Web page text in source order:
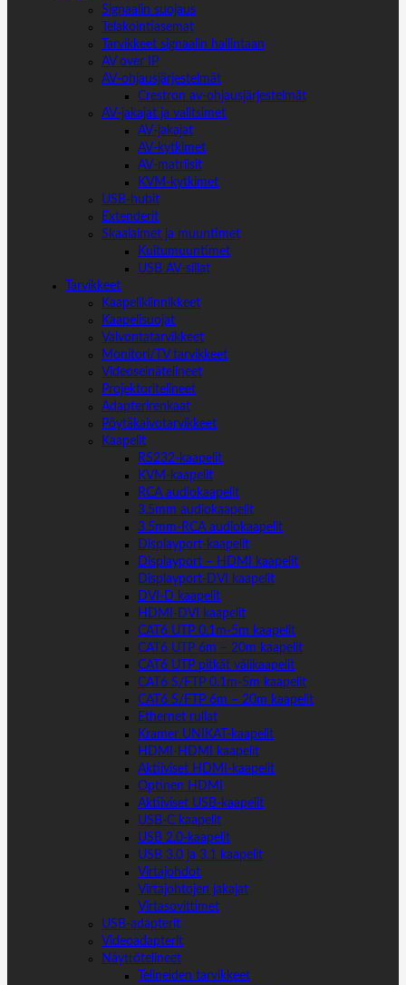
Signaalin suojaus
Telakointiasemat
Tarvikkeet signaalin hallintaan
AV over IP
AV-ohjausjärjestelmät
Crestron av-ohjausjärjestelmät
AV-jakajat ja valitsimet
AV-jakajat
AV-kytkimet
AV-matriisit
KVM-kytkimet
USB-hubit
Extenderit
Skaalaimet ja muuntimet
Kuitumuuntimet
USB AV-sillat
Tarvikkeet
Kaapelikiinnikkeet
Kaapelisuojat
Valvontatarvikkeet
Monitori/TV tarvikkeet
Videoseinätelineet
Projektoritelineet
Adapterirenkaat
Pöytäkaivotarvikkeet
Kaapelit
RS232-kaapelit
KVM-kaapelit
RCA audiokaapelit
3.5mm audiokaapelit
3.5mm-RCA audiokaapelit
Displayport-kaapelit
Displayport – HDMI kaapelit
Displayport-DVI kaapelit
DVI-D kaapelit
HDMI-DVI kaapelit
CAT6 UTP 0.1m-5m kaapelit
CAT6 UTP 6m – 20m kaapelit
CAT6 UTP pitkät välikaapelit
CAT6 S/FTP 0.1m-5m kaapelit
CAT6 S/FTP 6m – 20m kaapelit
Ethernet rullat
Kramer UNIKAT-kaapelit
HDMI-HDMI kaapelit
Aktiiviset HDMI-kaapelit
Optinen HDMI
Aktiiviset USB-kaapelit
USB-C kaapelit
USB 2.0-kaapelit
USB 3.0 ja 3.1 kaapelit
Virtajohdot
Virtajohtojen jakajat
Virtasovittimet
USB-adapterit
Videoadapterit
Näyttötelineet
Telineiden tarvikkeet